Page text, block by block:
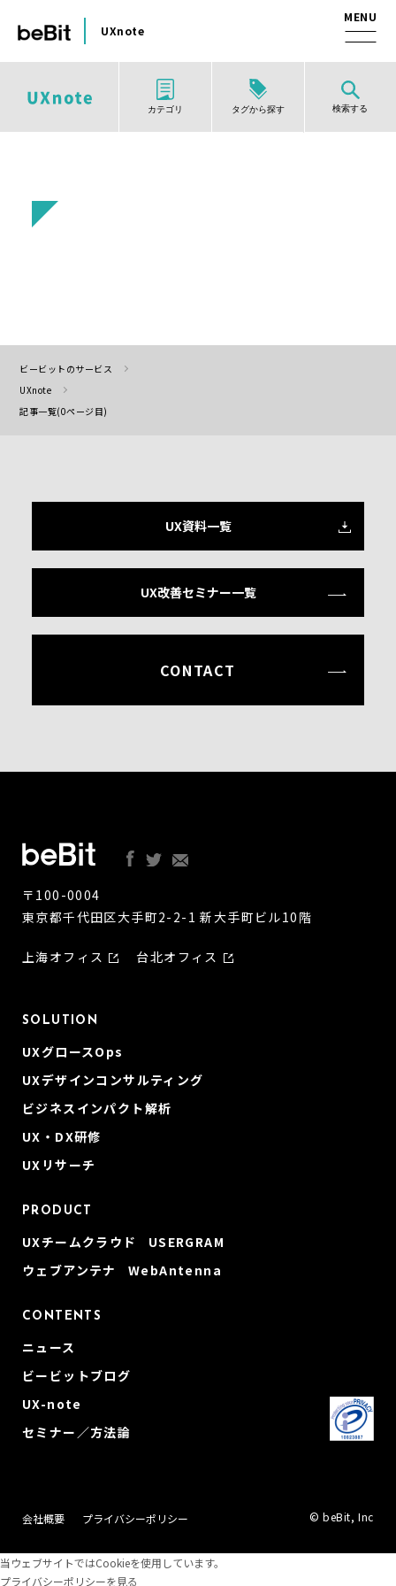
UXnote
カテゴリ タグから探す 検索する
ビービットのサービス
UXnote
記事一覧(0ページ目)
UX資料一覧
UX改善セミナー一覧
CONTACT
〒100-0004
東京都千代田区大手町2-2-1 新大手町ビル10階
上海オフィス 台北オフィス
SOLUTION
UXグロースOps
UXデザインコンサルティング
ビジネスインパクト解析
UX・DX研修
UXリサーチ
PRODUCT
UXチームクラウド USERGRAM
ウェブアンテナ WebAntenna
CONTENTS
ニュース
ビービットブログ
UX-note
セミナー／方法論
会社概要 プライバシーポリシー © beBit, Inc
当ウェブサイトではCookieを使用しています。
プライバシーポリシーを見る